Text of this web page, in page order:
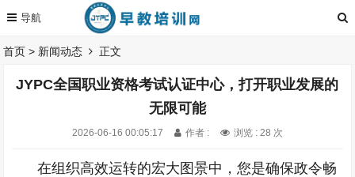
首页 > 新闻动态 正文
JYPC全国职业资格考试认证中心，打开职业发展的
无限可能
2026-06-16 00:05:17 作者 : 浏览 : 28 次
在组织高效运转的宏大图景中，您是确保政令畅